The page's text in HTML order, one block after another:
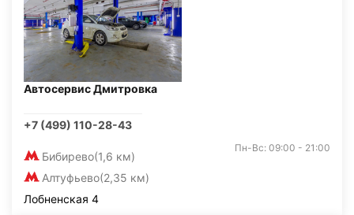
Автосервис Дмитровка
+7 (499) 110-28-43
Бибирево(1,6 км)
Алтуфьево(2,35 км)
Пн-Вс: 09:00 - 21:00
Лобненская 4